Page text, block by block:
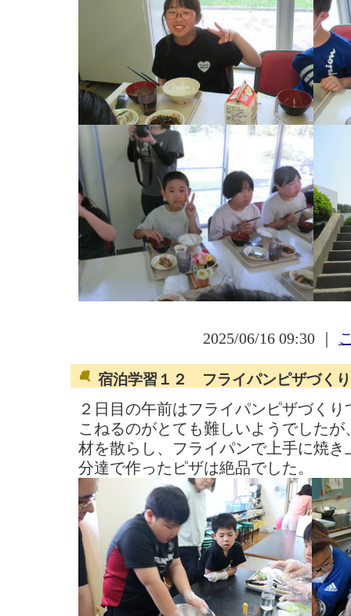
2025/06/16 09:30 ｜
宿泊学習１２ フライパンピザづくり
２日目の午前はフライパンピザづく
こねるのがとても難しいようでした
材を散らし、フライパンで上手に焼
分達で作ったピザは絶品でした。